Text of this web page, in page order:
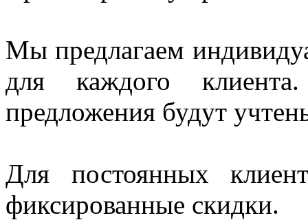
Мы предлагаем
для каждого
предложения будут
Для постоянных
фиксированные скидки.